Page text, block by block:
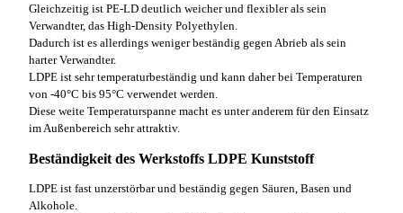
Gleichzeitig ist PE-LD deutlich weicher und flexibler als sein
Verwandter, das High-Density Polyethylen.
Dadurch ist es allerdings weniger beständig gegen Abrieb als sein
harter Verwandter.
LDPE ist sehr temperaturbeständig und kann daher bei Temperaturen
von -40°C bis 95°C verwendet werden.
Diese weite Temperaturspanne macht es unter anderem für den Einsatz
im Außenbereich sehr attraktiv.
Beständigkeit des Werkstoffs LDPE Kunststoff
LDPE ist fast unzerstörbar und beständig gegen Säuren, Basen und
Alkohole.